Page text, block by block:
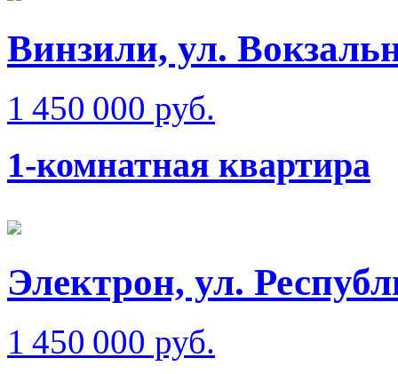
Винзили, ул.
1 450 000 руб.
1-комнатная квартира
Электрон, ул.
1 450 000 руб.